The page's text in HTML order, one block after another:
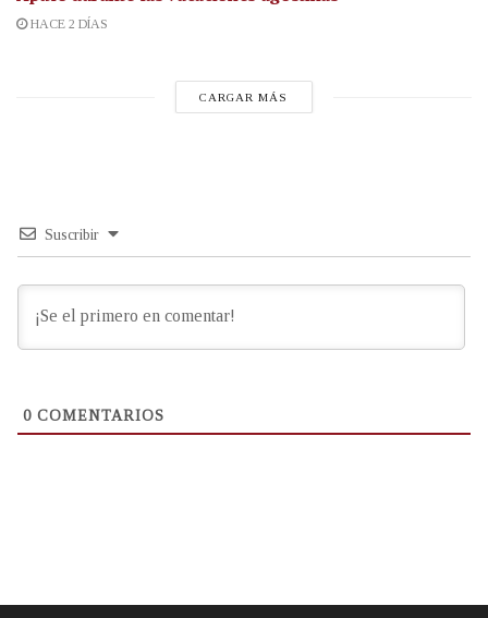
HACE 2 DÍAS
CARGAR MÁS
Suscribir
0 COMENTARIOS